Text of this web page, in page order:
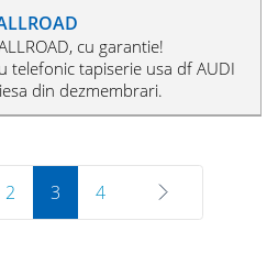
cu garantie!
telefonic tapiserie usa df AUDI
din dezmembrari.
2 3 4Next